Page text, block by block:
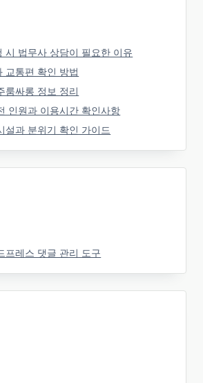
시 법무사 상담이 필요한 이유
교통편 확인 방법
룸싸롱 정보 정리
인원과 이용시간 확인사항
설과 분위기 확인 가이드
프레스 댓글 관리 도구